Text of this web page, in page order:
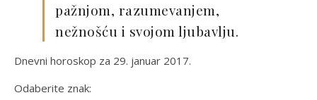
pažnjom, razumevanjem,
nežnošću i svojom ljubavlju.
Dnevni horoskop za 29. januar 2017.
Odaberite znak: